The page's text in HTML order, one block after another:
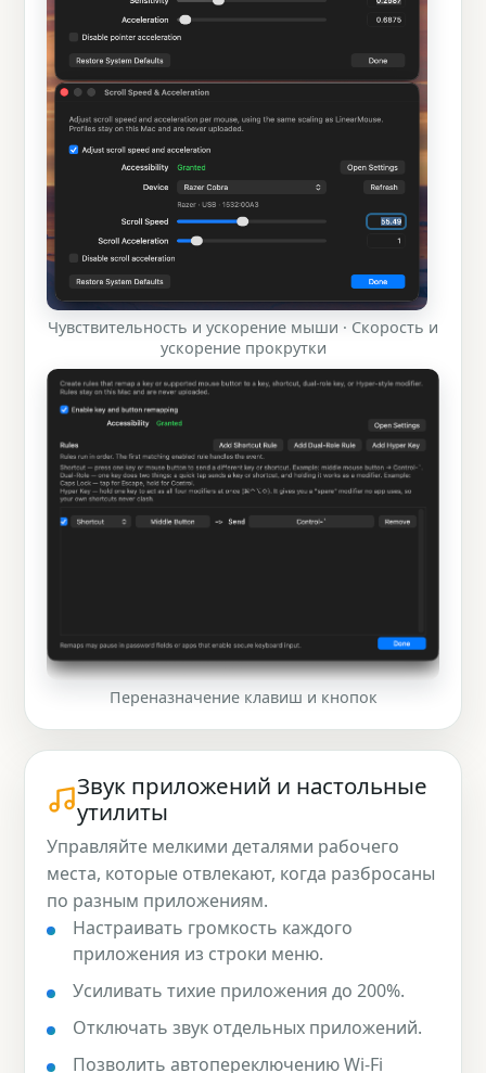
Чувствительность и ускорение мыши · Скорость и
ускорение прокрутки
Переназначение клавиш и кнопок
Звук приложений и настольные
утилиты
Управляйте мелкими деталями рабочего
места, которые отвлекают, когда разбросаны
по разным приложениям.
Настраивать громкость каждого
приложения из строки меню.
Усиливать тихие приложения до 200%.
Отключать звук отдельных приложений.
Позволить автопереключению Wi-Fi